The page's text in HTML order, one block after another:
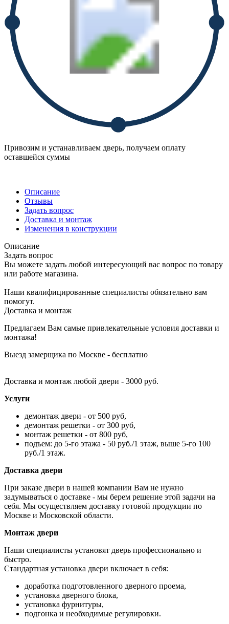
Привозим и устанавливаем дверь, получаем оплату
оставшейся суммы
Описание
Отзывы
Задать вопрос
Доставка и монтаж
Изменения в конструкции
Описание
Задать вопрос
Вы можете задать любой интересующий вас вопрос по товару
или работе магазина.
Наши квалифицированные специалисты обязательно вам
помогут.
Доставка и монтаж
Предлагаем Вам самые привлекательные условия доставки и
монтажа!
Выезд замерщика по Москве - бесплатно
Доставка и монтаж любой двери - 3000 руб.
Услуги
демонтаж двери - от 500 руб,
демонтаж решетки - от 300 руб,
монтаж решетки - от 800 руб,
подъем: до 5-го этажа - 50 руб./1 этаж, выше 5-го 100
руб./1 этаж.
Доставка двери
При заказе двери в нашей компании Вам не нужно
задумываться о доставке - мы берем решение этой задачи на
себя. Мы осуществляем доставку готовой продукции по
Москве и Московской области.
Монтаж двери
Наши специалисты установят дверь профессионально и
быстро.
Стандартная установка двери включает в себя:
доработка подготовленного дверного проема,
установка дверного блока,
установка фурнитуры,
подгонка и необходимые регулировки.